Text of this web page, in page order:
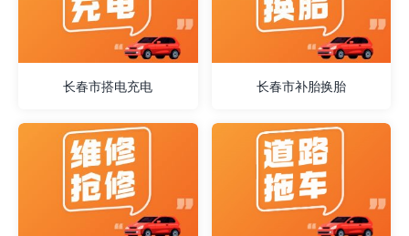
长春市搭电充电 长春市补胎换胎